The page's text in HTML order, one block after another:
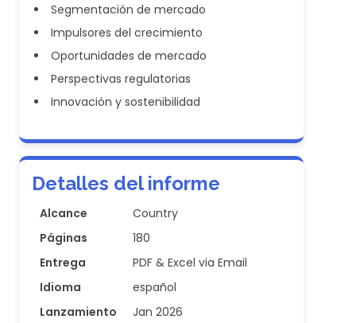
Segmentación de mercado
Impulsores del crecimiento
Oportunidades de mercado
Perspectivas regulatorias
Innovación y sostenibilidad
Detalles del informe
Alcance
Country
Páginas
180
Entrega
PDF & Excel via Email
Idioma
español
Lanzamiento
Jan 2026